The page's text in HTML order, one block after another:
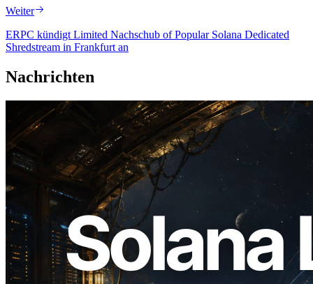
Weiter
ERPC kündigt Limited Nachschub of Popular Solana Dedicated
Shredstream in Frankfurt an
Nachrichten
2026.08.05